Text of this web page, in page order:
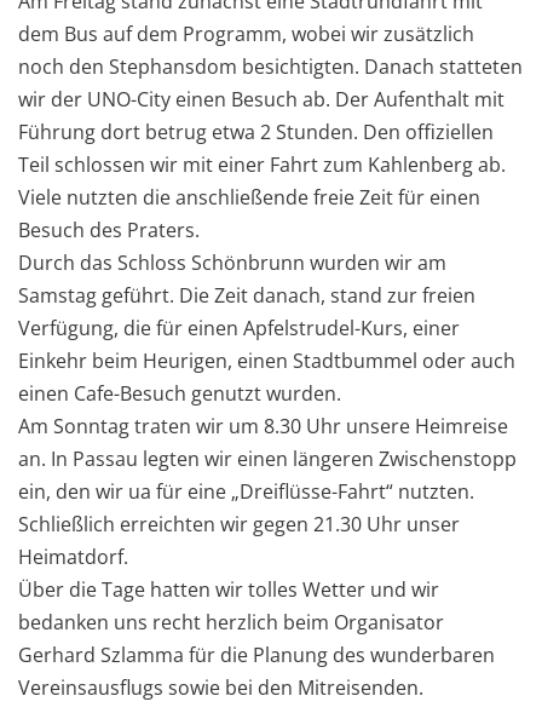
dem Bus auf dem Programm, wobei wir zusätzlich
noch den Stephansdom besichtigten. Danach statteten
wir der UNO-City einen Besuch ab. Der Aufenthalt mit
Führung dort betrug etwa 2 Stunden. Den offiziellen
Teil schlossen wir mit einer Fahrt zum Kahlenberg ab.
Viele nutzten die anschließende freie Zeit für einen
Besuch des Praters.
Durch das Schloss Schönbrunn wurden wir am
Samstag geführt. Die Zeit danach, stand zur freien
Verfügung, die für einen Apfelstrudel-Kurs, einer
Einkehr beim Heurigen, einen Stadtbummel oder auch
einen Cafe-Besuch genutzt wurden.
Am Sonntag traten wir um 8.30 Uhr unsere Heimreise
an. In Passau legten wir einen längeren Zwischenstopp
ein, den wir ua für eine „Dreiflüsse-Fahrt“ nutzten.
Schließlich erreichten wir gegen 21.30 Uhr unser
Heimatdorf.
Über die Tage hatten wir tolles Wetter und wir
bedanken uns recht herzlich beim Organisator
Gerhard Szlamma für die Planung des wunderbaren
Vereinsausflugs sowie bei den Mitreisenden.